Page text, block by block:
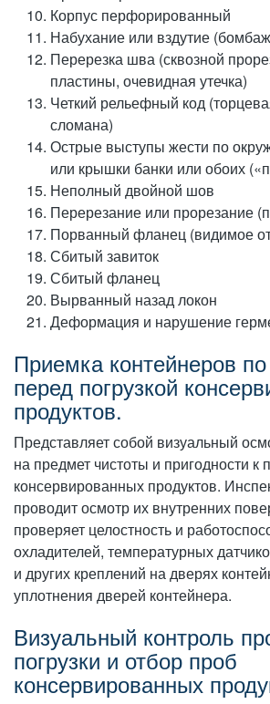
Корпус перфорированный
Набухание или вздутие
Перерезка шва (сквозной
пластины, очевидная утечка)
Четкий рельефный код
сломана)
Острые выступы жести по
или крышки банки или обоих
Неполный двойной шов
Перерезание или прорезание
Порванный фланец (видимое
Сбитый завиток
Сбитый фланец
Вырванный назад локон
Деформация и нарушение
Приемка контейнеров по
перед погрузкой
продуктов.
Представляет собой визуальный
на предмет чистоты и пригодности к
консервированных продуктов.
проводит осмотр их внутренних
проверяет целостность и
охладителей, температурных
и других креплений на дверях
уплотнения дверей контейнера.
Визуальный контроль
погрузки и отбор проб
консервированных